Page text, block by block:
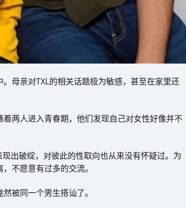
母亲对TXL的相关话题极为敏感，甚至在家里还
两人进入青春期，他们发现自己对女性好像并不
出破绽，对彼此的性取向也从来没有怀疑过。为
不愿意有过多的交流。
被同一个男生搭讪了。